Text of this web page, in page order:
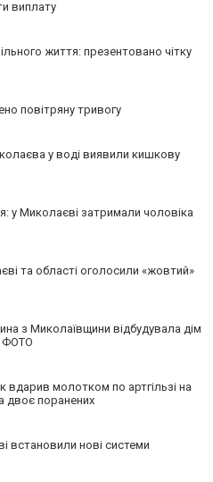
виплату
життя: презентовано чітку
повітряну тривогу
у воді виявили кишкову
у Миколаєві затримали чоловіка
та області оголосили «жовтий»
з Миколаївщини відбудувала дім
ФОТО
вдарив молотком по артгільзі на
двоє поранених
встановили нові системи